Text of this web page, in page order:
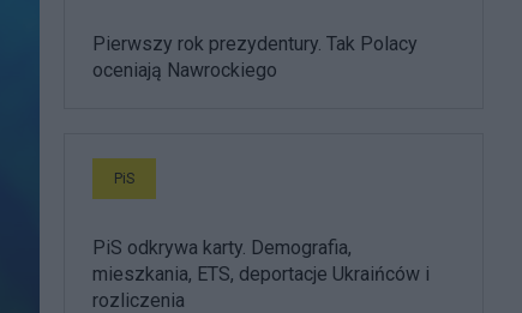
Pierwszy rok prezydentury. Tak Polacy
oceniają Nawrockiego
PiS
PiS odkrywa karty. Demografia,
mieszkania, ETS, deportacje Ukraińców i
rozliczenia